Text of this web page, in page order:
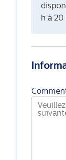
h à 20